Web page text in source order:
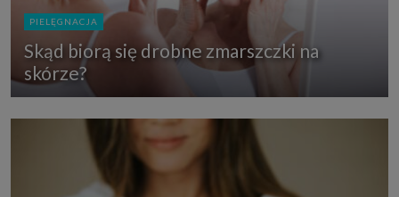
PIELĘGNACJA
Skąd biorą się drobne zmarszczki na
skórze?